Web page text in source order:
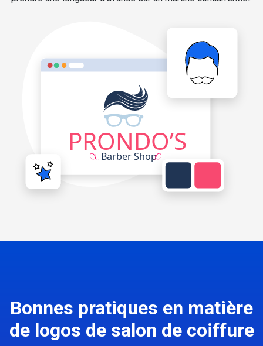
Bonnes pratiques en matière
de logos de salon de coiffure